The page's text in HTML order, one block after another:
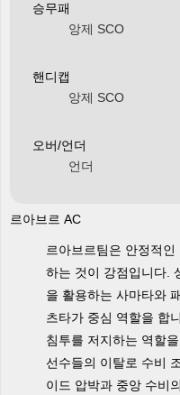
승무패
앙제 SCO
핸디캡
앙제 SCO
오버/언더
언더
르아브르 AC
르아브르팀은 안정적
하는 것이 강점입니다.
을 활용하는 사마타와
츠타가 중심 역할을 합
침투를 저지하는 역할
선수들의 이탈로 수비
이드 압박과 중앙 수비